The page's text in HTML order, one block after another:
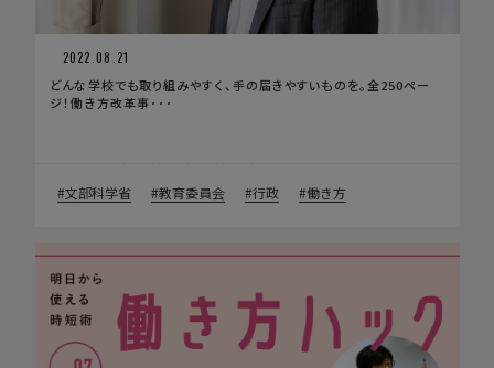
2022.08.21
どんな学校でも取り組みやすく、手の届きやすいものを。全250ペー
ジ！働き方改革事･･･
文部科学省 教育委員会 行政 働き方